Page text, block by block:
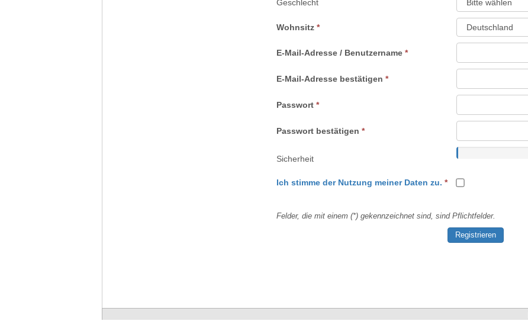
Geschlecht
Wohnsitz
E-Mail-Adresse / Benutzername
E-Mail-Adresse bestätigen
Passwort
Passwort bestätigen
Sicherheit
Ich stimme der Nutzung meiner Daten zu.
Felder, die mit einem (*) gekennzeichnet sind, sind Pflichtfelder.
Registrieren